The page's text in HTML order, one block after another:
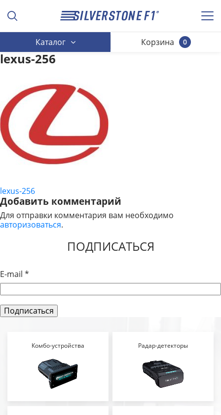
Каталог 0
Корзина
lexus-256
НАВИГАЦИЯ
ПО
ЗАПИСЯМ
lexus-256
Добавить комментарий
Для отправки комментария вам необходимо
авторизоваться.
ПОДПИСАТЬСЯ
E-mail *
Комбо-устройства Радар-детекторы